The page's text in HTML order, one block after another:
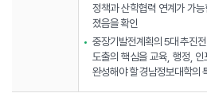
정책과 산학협력 연계가 가능
졌음을 확인
중장기발전계획의 5대 추진
도출의 핵심을 교육, 행정,
완성해야 할 경남정보대학의